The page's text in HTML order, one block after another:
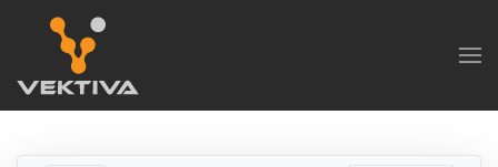
Skip to main content